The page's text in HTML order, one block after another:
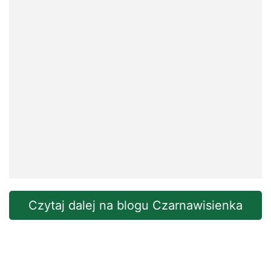
Czytaj dalej na blogu Czarnawisienka